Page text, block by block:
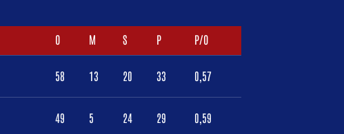
O M S P P/O
58 13 20 33 0,57
49 5 24 29 0,59